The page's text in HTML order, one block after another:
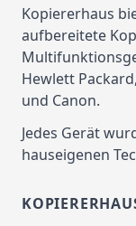
Kopiererhaus
aufbereitete
Hewlett
und Canon.
Jedes Gerät
hauseigenen